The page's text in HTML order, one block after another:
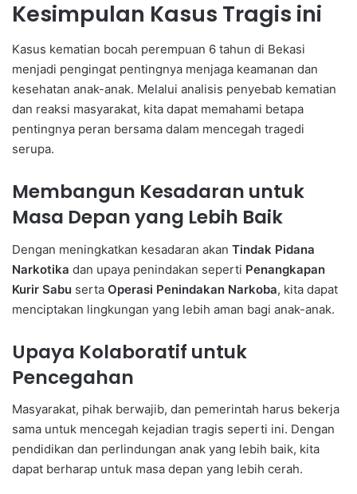
Kesimpulan Kasus Tragis ini
Kasus kematian bocah perempuan 6 tahun di Bekasi
menjadi pengingat pentingnya menjaga keamanan dan
kesehatan anak-anak. Melalui analisis penyebab kematian
dan reaksi masyarakat, kita dapat memahami betapa
pentingnya peran bersama dalam mencegah tragedi
serupa.
Membangun Kesadaran untuk
Masa Depan yang Lebih Baik
Dengan meningkatkan kesadaran akan Tindak Pidana
Narkotika dan upaya penindakan seperti Penangkapan
Kurir Sabu serta Operasi Penindakan Narkoba, kita dapat
menciptakan lingkungan yang lebih aman bagi anak-anak.
Upaya Kolaboratif untuk
Pencegahan
Masyarakat, pihak berwajib, dan pemerintah harus bekerja
sama untuk mencegah kejadian tragis seperti ini. Dengan
pendidikan dan perlindungan anak yang lebih baik, kita
dapat berharap untuk masa depan yang lebih cerah.